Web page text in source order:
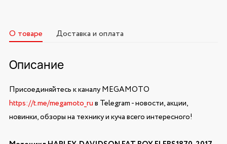
О товаре Доставка и оплата
Описание
Присоединяйтесь к каналу MEGAMOTO
https://t.me/megamoto_ruв Telegram - новости, акции,
новинки, обзоры на технику и куча всего интересного!